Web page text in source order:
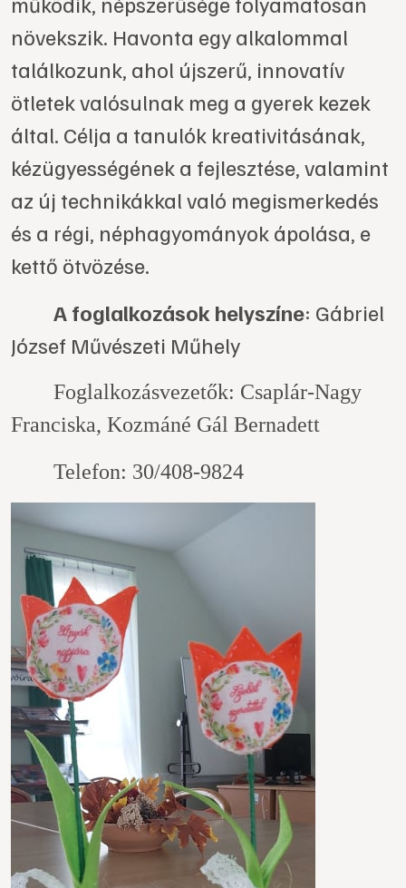
növekszik. Havonta egy alkalommal
találkozunk, ahol újszerű, innovatív
ötletek valósulnak meg a gyerek kezek
által. Célja a tanulók kreativitásának,
kézügyességének a fejlesztése, valamint
az új technikákkal való megismerkedés
és a régi, néphagyományok ápolása, e
kettő ötvözése.
A foglalkozások helyszíne: Gábriel
József Művészeti Műhely
Foglalkozásvezetők: Csaplár-Nagy
Franciska, Kozmáné Gál Bernadett
Telefon: 30/408-9824